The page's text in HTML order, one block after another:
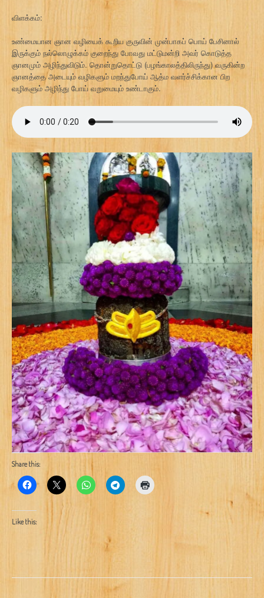
விளக்கம்:
உண்மையான ஞான வழியைக் கூறிய குருவின் முன்பாகப் பொய் பேசினால்
இருக்கும் நல்லொழுக்கம் குறைந்து போவது மட்டுமன்றி அவர் கொடுத்த
ஞானமும் அழிந்துவிடும். தொன்றுதொட்டு (பழங்காலத்திலிருந்து) வருகின்ற
ஞானத்தை அடையும் வழிகளும் மறந்துபோய் ஆத்ம வளர்ச்சிக்கான பிற
வழிகளும் அழிந்து போய் வறுமையும் உண்டாகும்.
Share this:
Like this: